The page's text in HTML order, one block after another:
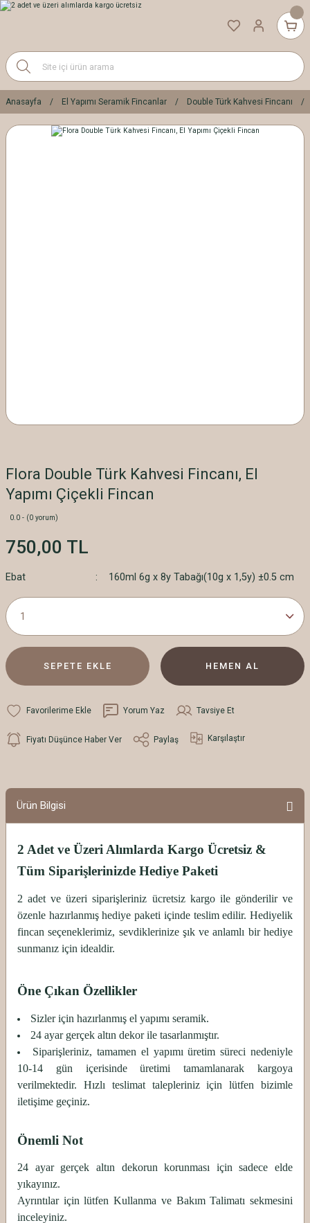
Anasayfa El Yapımı Seramik Fincanlar Double Türk Kahvesi Fincanı
Flora Double Türk Kahvesi Fincanı, El
Yapımı Çiçekli Fincan
0.0 - (0 yorum)
750,00 TL
Ebat 160ml 6g x 8y Tabağı(10g x 1,5y) ±0.5 cm
SEPETE EKLE HEMEN AL
Yorum Yaz Tavsiye Et
Fiyatı Düşünce Haber Ver Paylaş Karşılaştır
Ürün Bilgisi
2 Adet ve Üzeri Alımlarda Kargo Ücretsiz &
Tüm Siparişlerinizde Hediye Paketi
2 adet ve üzeri siparişleriniz ücretsiz kargo ile gönderilir ve
özenle hazırlanmış hediye paketi içinde teslim edilir. Hediyelik
fincan seçeneklerimiz, sevdiklerinize şık ve anlamlı bir hediye
sunmanız için idealdir.
Öne Çıkan Özellikler
Sizler için hazırlanmış el yapımı seramik.
24 ayar gerçek altın dekor ile tasarlanmıştır.
Siparişleriniz, tamamen el yapımı üretim süreci nedeniyle
10-14 gün içerisinde üretimi tamamlanarak kargoya
verilmektedir. Hızlı teslimat talepleriniz için lütfen bizimle
iletişime geçiniz.
Önemli Not
24 ayar gerçek altın dekorun korunması için sadece elde
yıkayınız.
Ayrıntılar için lütfen Kullanma ve Bakım Talimatı sekmesini
inceleyiniz.